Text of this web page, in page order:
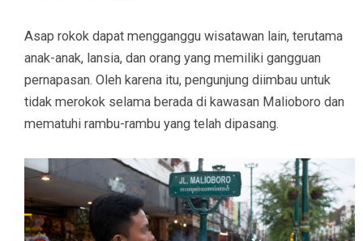
Asap rokok dapat mengganggu wisatawan lain, terutama
anak-anak, lansia, dan orang yang memiliki gangguan
pernapasan. Oleh karena itu, pengunjung diimbau untuk
tidak merokok selama berada di kawasan Malioboro dan
mematuhi rambu-rambu yang telah dipasang.